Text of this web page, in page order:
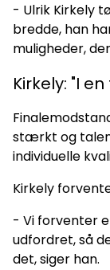
- Ulrik Kirkely
bredde, han
muligheder,
Kirkely: "I
stærkt og
individuelle
Kirkely
- Vi forventer
udfordret, så
det, siger han.